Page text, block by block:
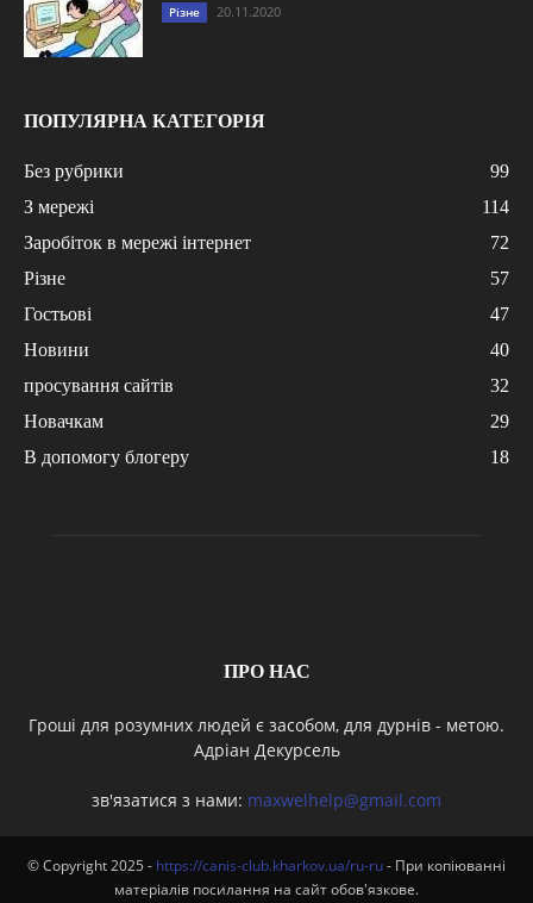
Різне 20.11.2020
ПОПУЛЯРНА КАТЕГОРІЯ
Без рубрики
99
З мережі
114
Заробіток в мережі інтернет
72
Різне
57
Гостьові
47
Новини
40
просування сайтів
32
Новачкам
29
В допомогу блогеру
18
ПРО НАС
Гроші для розумних людей є засобом, для дурнів - метою.
Адріан Декурсель
зв'язатися з нами: maxwelhelp@gmail.com
© Copyright 2025 - https://canis-club.kharkov.ua/ru-ru- При копіюванні
матеріалів посилання на сайт обов'язкове.